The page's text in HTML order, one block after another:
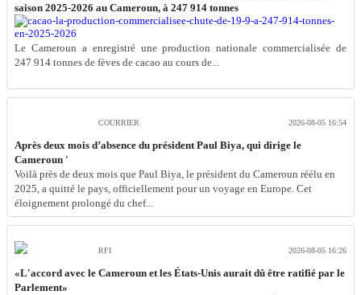
saison 2025-2026 au Cameroun, à 247 914 tonnes
Le Cameroun a enregistré une production nationale commercialisée de
247 914 tonnes de fèves de cacao au cours de...
COURRIER 2026-08-05 16:54
Après deux mois d’absence du président Paul Biya, qui dirige le
Cameroun '
Voilà près de deux mois que Paul Biya, le président du Cameroun réélu en
2025, a quitté le pays, officiellement pour un voyage en Europe. Cet
éloignement prolongé du chef...
RFI 2026-08-05 16:26
«L'accord avec le Cameroun et les États-Unis aurait dû être ratifié par le
Parlement»